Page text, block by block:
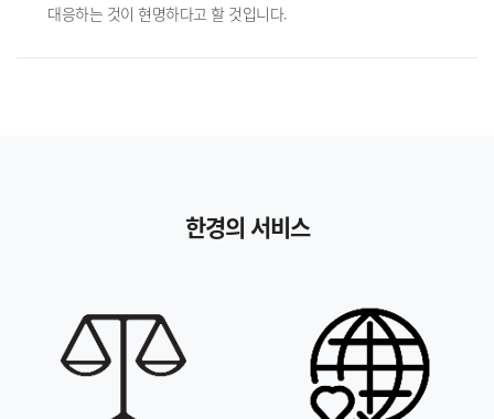
대응하는 것이 현명하다고 할 것입니다.
한경의 서비스